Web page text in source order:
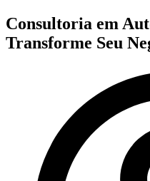
Consultoria em
Transforme Seu